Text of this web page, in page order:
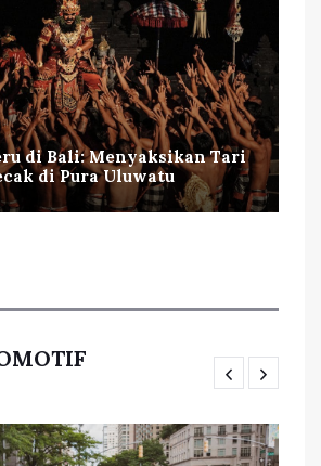
di Bali: Menyaksikan Tari
di Pura Uluwatu